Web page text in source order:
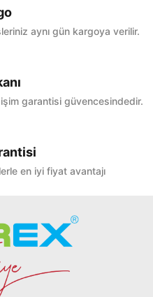
aynı gün kargoya verilir.
garantisi güvencesindedir.
en iyi fiyat avantajı